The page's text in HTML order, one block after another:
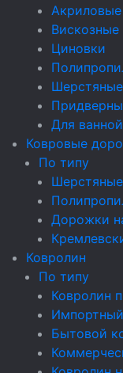
Акриловые
Вискозные
Циновки
Шерстяные
Для ванной
Ковровые
По типу
Дорожки
Ковролин
По типу
Ковролин
Бытовой